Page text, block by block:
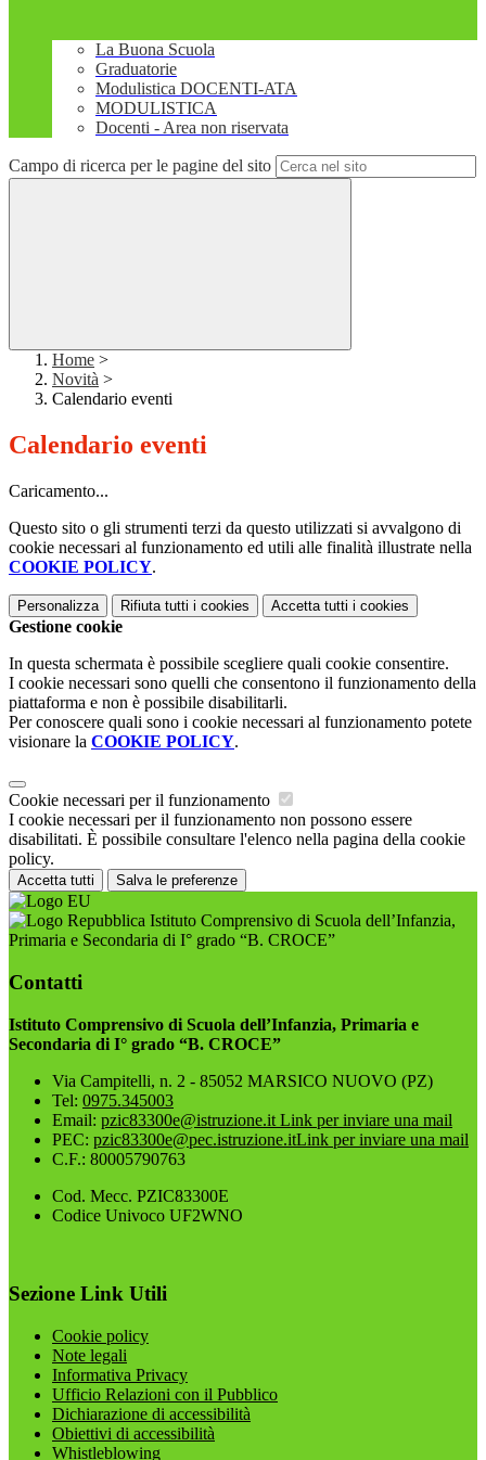
La Buona Scuola
Graduatorie
Modulistica DOCENTI-ATA
MODULISTICA
Docenti - Area non riservata
Campo di ricerca per le pagine del sito
Home >
Novità >
Calendario eventi
Calendario eventi
Caricamento...
Questo sito o gli strumenti terzi da questo utilizzati si avvalgono di
cookie necessari al funzionamento ed utili alle finalità illustrate nella
COOKIE POLICY.
Personalizza Rifiuta tutti i cookies Accetta tutti i cookies
Gestione cookie
In questa schermata è possibile scegliere quali cookie consentire.
I cookie necessari sono quelli che consentono il funzionamento della
piattaforma e non è possibile disabilitarli.
Per conoscere quali sono i cookie necessari al funzionamento potete
visionare la COOKIE POLICY.
Cookie necessari per il funzionamento
I cookie necessari per il funzionamento non possono essere
disabilitati. È possibile consultare l'elenco nella pagina della cookie
policy.
Accetta tutti Salva le preferenze
Istituto Comprensivo di Scuola dell’Infanzia,
Primaria e Secondaria di I° grado “B. CROCE”
Contatti
Istituto Comprensivo di Scuola dell’Infanzia, Primaria e
Secondaria di I° grado “B. CROCE”
Via Campitelli, n. 2 - 85052 MARSICO NUOVO (PZ)
Tel: 0975.345003
Email: pzic83300e@istruzione.it Link per inviare una mail
PEC: pzic83300e@pec.istruzione.itLink per inviare una mail
C.F.: 80005790763
Cod. Mecc. PZIC83300E
Codice Univoco UF2WNO
Sezione Link Utili
Cookie policy
Note legali
Informativa Privacy
Ufficio Relazioni con il Pubblico
Dichiarazione di accessibilità
Obiettivi di accessibilità
Whistleblowing